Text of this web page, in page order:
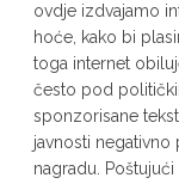
ovdje izdvajamo
hoće, kako bi
toga internet
često pod
sponzorisane
javnosti negativno
nagradu.